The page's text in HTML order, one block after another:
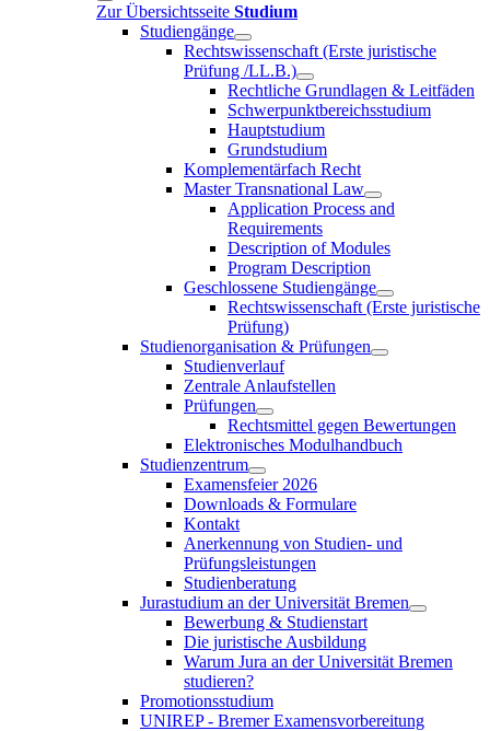
Zur Übersichtsseite Studium
Studiengänge
Rechtswissenschaft (Erste juristische
Prüfung /LL.B.)
Rechtliche Grundlagen & Leitfäden
Schwerpunktbereichsstudium
Hauptstudium
Grundstudium
Komplementärfach Recht
Master Transnational Law
Application Process and
Requirements
Description of Modules
Program Description
Geschlossene Studiengänge
Rechtswissenschaft (Erste juristische
Prüfung)
Studienorganisation & Prüfungen
Studienverlauf
Zentrale Anlaufstellen
Prüfungen
Rechtsmittel gegen Bewertungen
Elektronisches Modulhandbuch
Studienzentrum
Examensfeier 2026
Downloads & Formulare
Kontakt
Anerkennung von Studien- und
Prüfungsleistungen
Studienberatung
Jurastudium an der Universität Bremen
Bewerbung & Studienstart
Die juristische Ausbildung
Warum Jura an der Universität Bremen
studieren?
Promotionsstudium
UNIREP - Bremer Examensvorbereitung